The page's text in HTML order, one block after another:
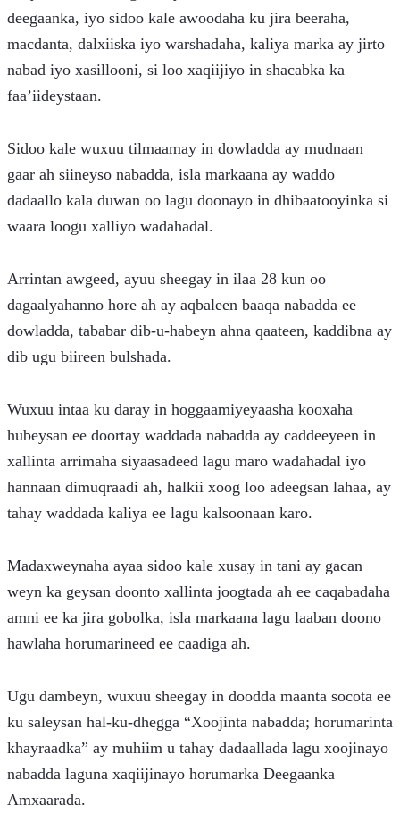
deegaanka, iyo sidoo kale awoodaha ku jira beeraha,
macdanta, dalxiiska iyo warshadaha, kaliya marka ay jirto
nabad iyo xasillooni, si loo xaqiijiyo in shacabka ka
faa’iideystaan.
Sidoo kale wuxuu tilmaamay in dowladda ay mudnaan
gaar ah siineyso nabadda, isla markaana ay waddo
dadaallo kala duwan oo lagu doonayo in dhibaatooyinka si
waara loogu xalliyo wadahadal.
Arrintan awgeed, ayuu sheegay in ilaa 28 kun oo
dagaalyahanno hore ah ay aqbaleen baaqa nabadda ee
dowladda, tababar dib-u-habeyn ahna qaateen, kaddibna ay
dib ugu biireen bulshada.
Wuxuu intaa ku daray in hoggaamiyeyaasha kooxaha
hubeysan ee doortay waddada nabadda ay caddeeyeen in
xallinta arrimaha siyaasadeed lagu maro wadahadal iyo
hannaan dimuqraadi ah, halkii xoog loo adeegsan lahaa, ay
tahay waddada kaliya ee lagu kalsoonaan karo.
Madaxweynaha ayaa sidoo kale xusay in tani ay gacan
weyn ka geysan doonto xallinta joogtada ah ee caqabadaha
amni ee ka jira gobolka, isla markaana lagu laaban doono
hawlaha horumarineed ee caadiga ah.
Ugu dambeyn, wuxuu sheegay in doodda maanta socota ee
ku saleysan hal-ku-dhegga “Xoojinta nabadda; horumarinta
khayraadka” ay muhiim u tahay dadaallada lagu xoojinayo
nabadda laguna xaqiijinayo horumarka Deegaanka
Amxaarada.